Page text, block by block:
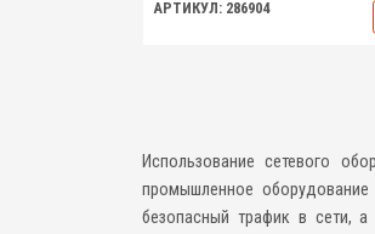
АРТИКУЛ: 286904
Использование сетевого
промышленное
безопасный трафик в сети,